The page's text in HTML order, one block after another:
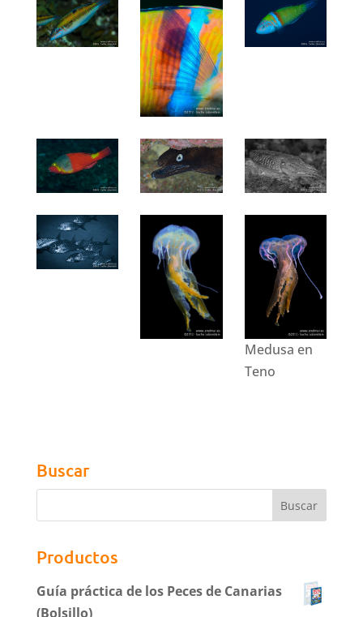
Medusa en
Teno
Buscar
Productos
Guía práctica de los Peces de Canarias
(Bolsillo)